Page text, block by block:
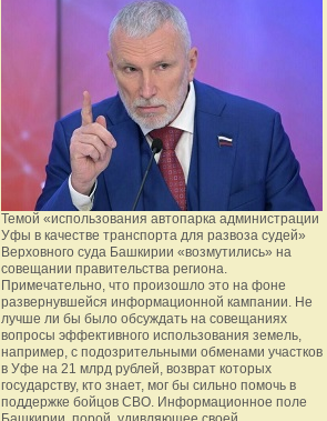
Темой «использования автопарка администрации
Уфы в качестве транспорта для развоза судей»
Верховного суда Башкирии «возмутились» на
совещании правительства региона.
Примечательно, что произошло это на фоне
развернувшейся информационной кампании. Не
лучше ли бы было обсуждать на совещаниях
вопросы эффективного использования земель,
например, с подозрительными обменами участков
в Уфе на 21 млрд рублей, возврат которых
государству, кто знает, мог бы сильно помочь в
поддержке бойцов СВО. Информационное поле